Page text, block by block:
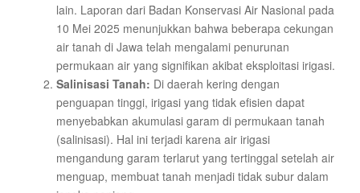
lain. Laporan dari Badan Konservasi Air Nasional pada
10 Mei 2025 menunjukkan bahwa beberapa cekungan
air tanah di Jawa telah mengalami penurunan
permukaan air yang signifikan akibat eksploitasi irigasi.
Salinisasi Tanah: Di daerah kering dengan
penguapan tinggi, irigasi yang tidak efisien dapat
menyebabkan akumulasi garam di permukaan tanah
(salinisasi). Hal ini terjadi karena air irigasi
mengandung garam terlarut yang tertinggal setelah air
menguap, membuat tanah menjadi tidak subur dalam